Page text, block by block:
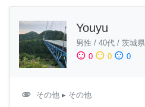
Youyu
男性 / 40代 / 茨城県
sentiment_satisfied 0 sentiment_neutral 0 sentiment_dissatisfied 0
attachment その他 ▸ その他